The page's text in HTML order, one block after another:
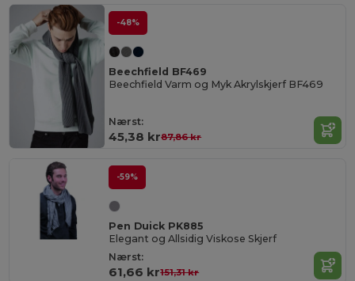
-48%
Beechfield BF469
Beechfield Varm og Myk Akrylskjerf BF469
Nærst:
45,38 kr87,86 kr
-59%
Pen Duick PK885
Elegant og Allsidig Viskose Skjerf
Nærst:
61,66 kr151,31 kr